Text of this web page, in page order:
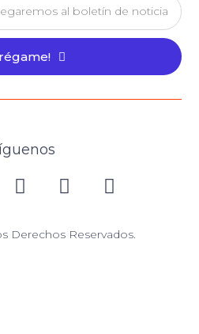
Derechos Reservados.